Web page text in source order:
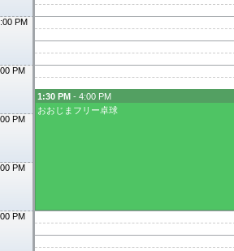
PM
PM
1:30 PM - 4:00 PM
おおじまフリー卓球
PM
PM
PM